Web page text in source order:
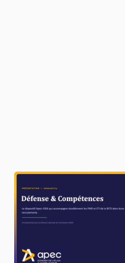
LIRE L'ACTU